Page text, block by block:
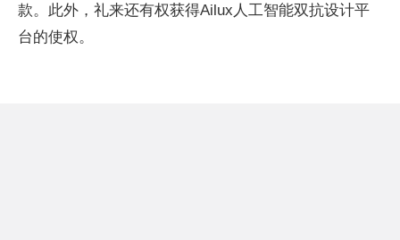
款。此外，礼来还有权获得Ailux人工智能双抗设计平
台的使权。